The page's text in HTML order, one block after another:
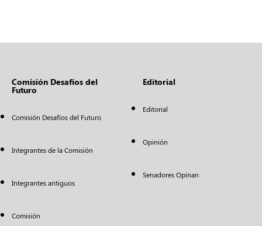
Comisión Desafíos del
Futuro
Comisión Desafíos del Futuro
Integrantes de la Comisión
Integrantes antiguos
Comisión
Editorial
Editorial
Opinión
Senadores Opinan